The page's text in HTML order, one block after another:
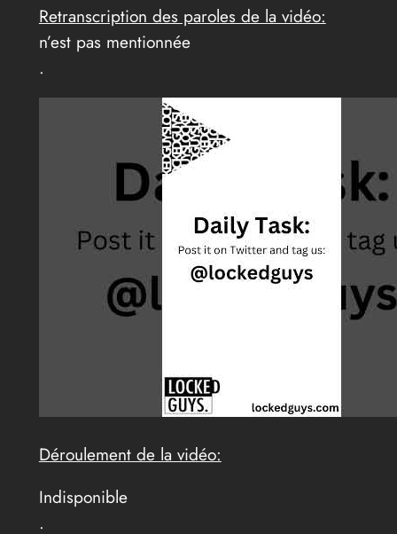
Retranscription des paroles de la vidéo:
n’est pas mentionnée
.
Déroulement de la vidéo:
Indisponible
.